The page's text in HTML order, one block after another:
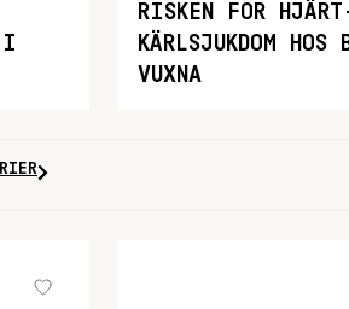
I
RISKEN FÖR
KÄRLSJUKDOM HOS
VUXNA